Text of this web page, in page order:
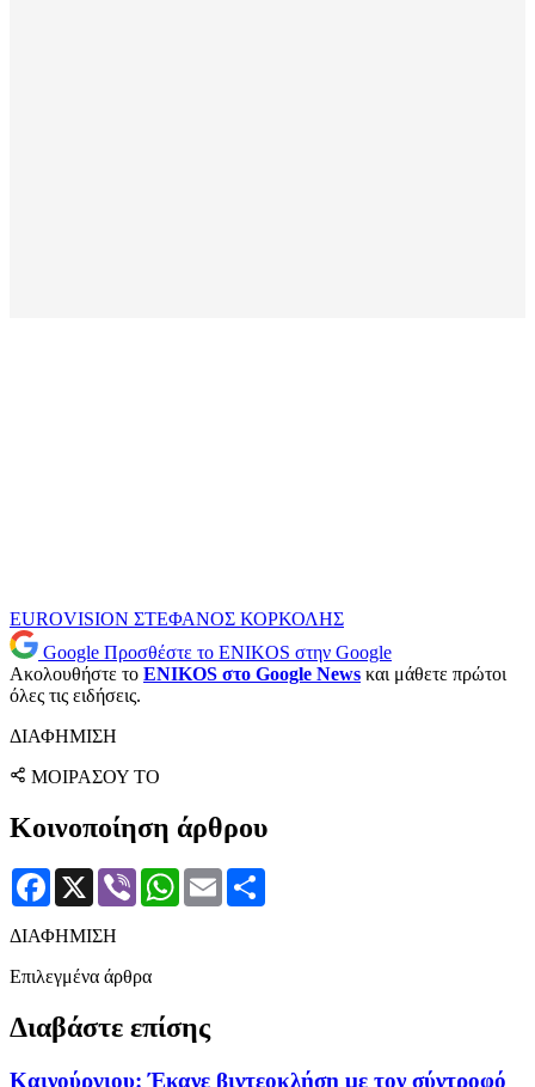
EUROVISION ΣΤΕΦΑΝΟΣ ΚΟΡΚΟΛΗΣ
Google Προσθέστε το ENIKOS στην Google
Ακολουθήστε το ENIKOS στο Google News και μάθετε πρώτοι
όλες τις ειδήσεις.
ΔΙΑΦΗΜΙΣΗ
ΜΟΙΡΑΣΟΥ ΤΟ
Κοινοποίηση άρθρου
Facebook
X Viber WhatsApp
Email
ΔΙΑΦΗΜΙΣΗ
Επιλεγμένα άρθρα
Διαβάστε επίσης
Καινούργιου: Έκανε βιντεοκλήση με τον σύντροφό